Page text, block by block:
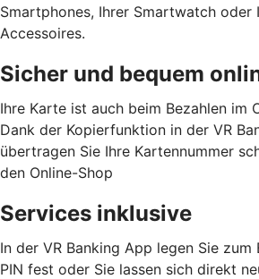
Smartphones, Ihrer Smartwatch oder
Accessoires.
Sicher und bequem
Ihre Karte ist auch beim Bezahlen im
Dank der Kopierfunktion in der VR
übertragen Sie Ihre Kartennummer
den Online-Shop
Services inklusive
In der VR Banking App legen Sie zum
PIN fest oder Sie lassen sich direkt